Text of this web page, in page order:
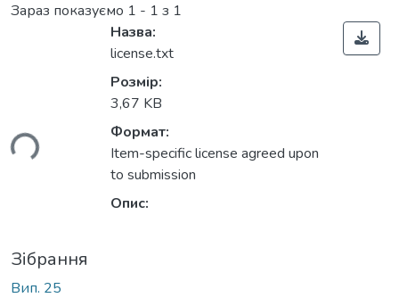
Зараз показуємо 1 - 1 з 1
Назва:
license.txt
Розмір:
3,67 KB
Формат:
Item-specific license agreed upon
to submission
Опис:
Зібрання
Вип. 25